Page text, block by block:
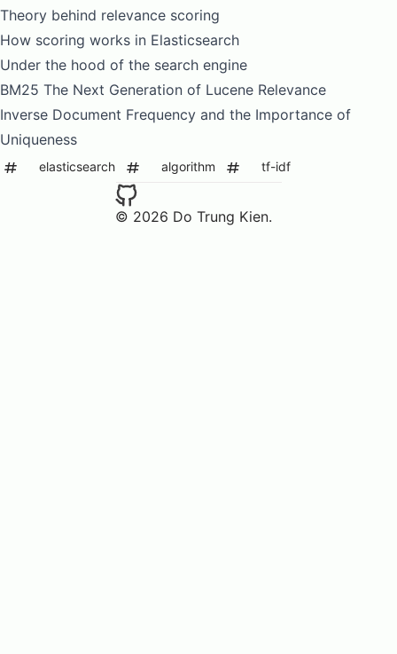
Theory behind relevance scoring
How scoring works in Elasticsearch
Under the hood of the search engine
BM25 The Next Generation of Lucene Relevance
Inverse Document Frequency and the Importance of
Uniqueness
elasticsearch algorithm tf-idf
© 2026 Do Trung Kien.